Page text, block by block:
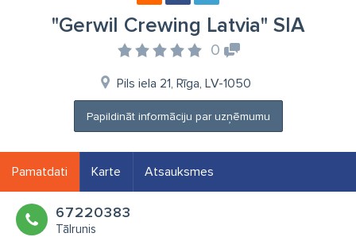
"Gerwil Crewing Latvia" SIA
0
Pils iela 21, Rīga, LV-1050
Papildināt informāciju par uzņēmumu
Pamatdati Karte Atsauksmes
67220383
Tālrunis